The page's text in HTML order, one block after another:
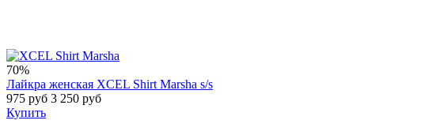
70%
Лайкра женская XCEL Shirt Marsha s/s
975 руб 3 250 руб
Купить